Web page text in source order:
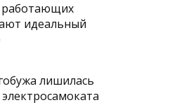
идеальный
лишилась